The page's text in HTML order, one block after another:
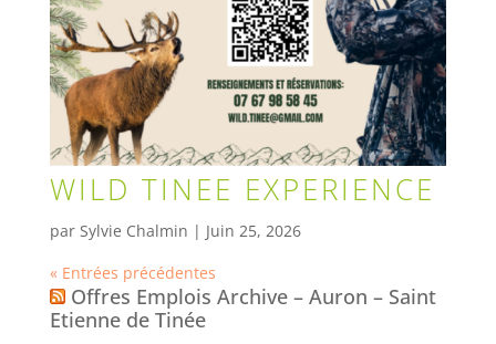
WILD TINEE EXPERIENCE
par Sylvie Chalmin | Juin 25, 2026
« Entrées précédentes
Offres Emplois Archive – Auron – Saint
Etienne de Tinée